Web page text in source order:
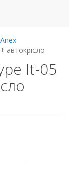
Anex
автокрісло
lt-05